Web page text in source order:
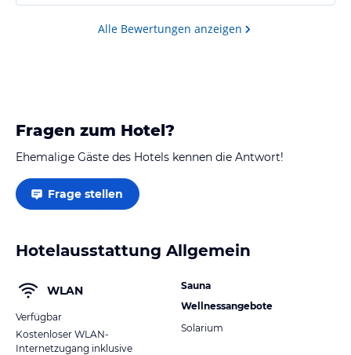
Alle Bewertungen anzeigen
Fragen zum Hotel?
Ehemalige Gäste des Hotels kennen die Antwort!
Frage stellen
Hotelausstattung Allgemein
WLAN
Verfügbar
Kostenloser WLAN-
Internetzugang inklusive
Sauna
Wellnessangebote
Solarium